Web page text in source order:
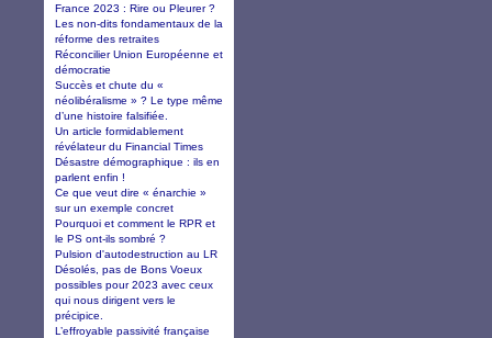
France 2023 : Rire ou Pleurer ?
Les non-dits fondamentaux de la
réforme des retraites
Réconcilier Union Européenne et
démocratie
Succès et chute du «
néolibéralisme » ? Le type même
d’une histoire falsifiée.
Un article formidablement
révélateur du Financial Times
Désastre démographique : ils en
parlent enfin !
Ce que veut dire « énarchie »
sur un exemple concret
Pourquoi et comment le RPR et
le PS ont-ils sombré ?
Pulsion d'autodestruction au LR
Désolés, pas de Bons Voeux
possibles pour 2023 avec ceux
qui nous dirigent vers le
précipice.
L’effroyable passivité française